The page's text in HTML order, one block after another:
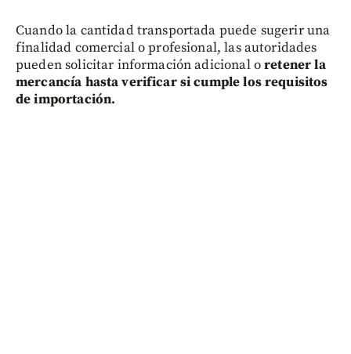
Cuando la cantidad transportada puede sugerir una
finalidad comercial o profesional, las autoridades
pueden solicitar información adicional oretener la
mercancía hasta verificar si cumple los requisitos
de importación.